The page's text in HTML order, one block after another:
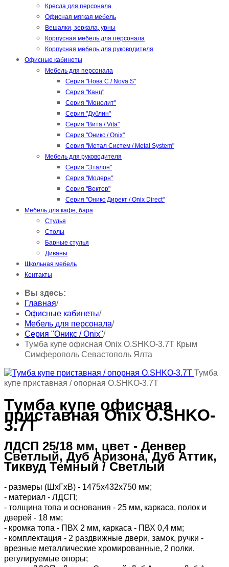
Кресла для персонала
Офисная мягкая мебель
Вешалки, зеркала, урны
Корпусная мебель для персонала
Корпусная мебель для руководителя
Офисные кабинеты
Мебель для персонала
Серия "Нова С / Nova S"
Серия "Канц"
Серия "Монолит"
Серия "Дублин"
Серия "Вита / Vita"
Серия "Оникс / Onix"
Серия "Метал Систем / Metal System"
Мебель для руководителя
Серия "Эталон"
Серия "Модерн"
Серия "Вектор"
Серия "Оникс Директ / Onix Direct"
Мебель для кафе, бара
Стулья
Столы
Барные стулья
Диваны
Школьная мебель
Контакты
Вы здесь:
Главная/
Офисные кабинеты/
Мебель для персонала/
Серия "Оникс / Onix"/
Тумба купе офисная Onix O.SHKO-3.7T Крым
Симферополь Севастополь Ялта
Тумба
купе приставная / опорная O.SHKO-3.7T
Тумба купе офисная
приставная Onix O.SHKO-
3.7T
ЛДСП 25/18 мм, цвет - Денвер
Светлый, Дуб Аризона, Дуб Аттик,
Тиквуд Темный / Светлый
- размеры (ШхГхВ) - 1475х432х750 мм;
- материал - ЛДСП;
- толщина топа и основания - 25 мм, каркаса, полок и
дверей - 18 мм;
- кромка топа - ПВХ 2 мм, каркаса - ПВХ 0,4 мм;
- комплектация - 2 раздвижные двери, замок, ручки -
врезные металлические хромированные, 2 полки,
регулируемые опоры;